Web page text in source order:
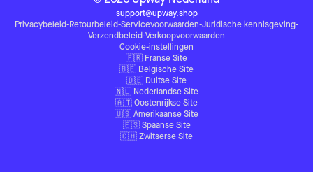
support@upway.shop
Privacybeleid-Retourbeleid-Servicevoorwaarden-Juridische kennisgeving-
Verzendbeleid-Verkoopvoorwaarden
Cookie-instellingen
🇫🇷 Franse Site
🇧🇪 Belgische Site
🇩🇪 Duitse Site
🇳🇱 Nederlandse Site
🇦🇹 Oostenrijkse Site
🇺🇸 Amerikaanse Site
🇪🇸 Spaanse Site
🇨🇭 Zwitserse Site